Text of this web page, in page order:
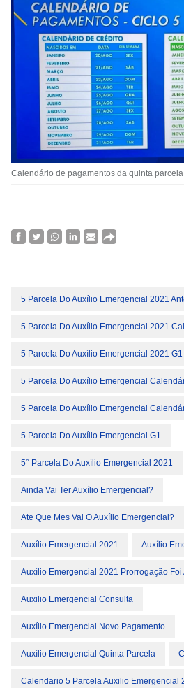
Calendário de pagamentos da quinta parcela
5 Parcela Do Auxílio Emergencial 2021
5 Parcela Do Auxílio Emergencial 2021
5 Parcela Do Auxílio Emergencial 2021 G1
5 Parcela Do Auxílio Emergencial
5 Parcela Do Auxílio Emergencial
5 Parcela Do Auxílio Emergencial G1
5° Parcela Do Auxílio Emergencial 2021
Ainda Vai Ter Auxílio Emergencial?
Ate Que Mes Vai O Auxílio Emergencial?
Auxílio Emergencial 2021 Auxílio
Auxílio Emergencial 2021 Prorrogação
Auxilio Emergencial Consulta
Auxílio Emergencial Novo Pagamento
Auxílio Emergencial Quinta Parcela
Calendario 5 Parcela Auxilio Emergencial